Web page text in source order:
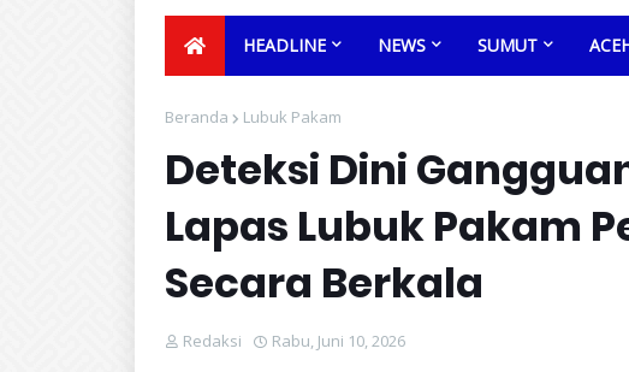
HEADLINE NEWS SUMUT
Beranda Lubuk Pakam
Deteksi Dini
Lapas Lubuk Pakam
Secara Berkala
Redaksi Rabu, Juni 10, 2026